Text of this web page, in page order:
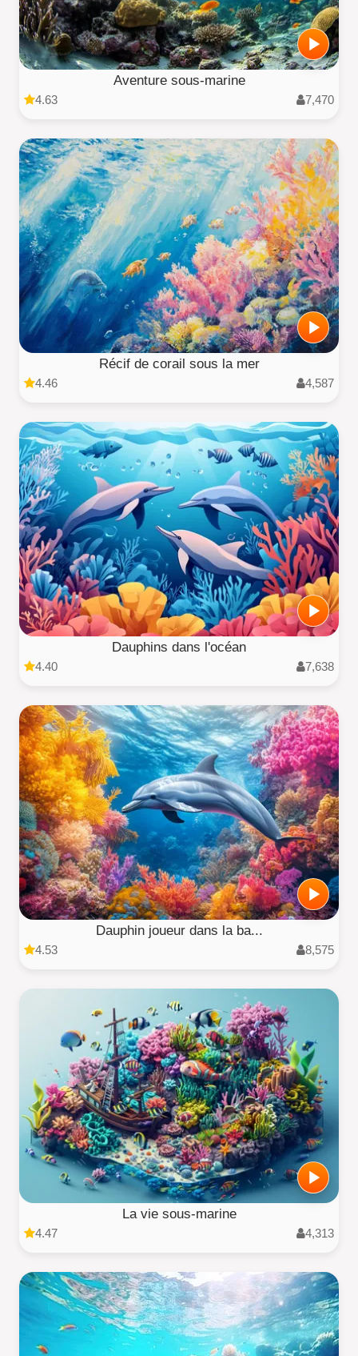
Aventure sous-marine
4.63 7,470
Récif de corail sous la mer
4.46 4,587
Dauphins dans l'océan
4.40 7,638
Dauphin joueur dans la ba...
4.53 8,575
La vie sous-marine
4.47 4,313